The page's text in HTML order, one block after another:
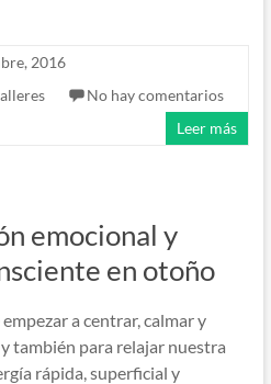
2016
No hay comentarios
Leer más
emocional y
en otoño
a centrar, calmar y
también para relajar nuestra
rápida, superficial y